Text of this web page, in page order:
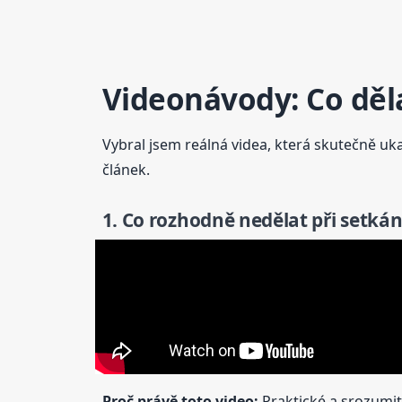
Videonávody: Co
Vybral jsem reálná videa, která skutečně
článek.
1. Co rozhodně nedělat při